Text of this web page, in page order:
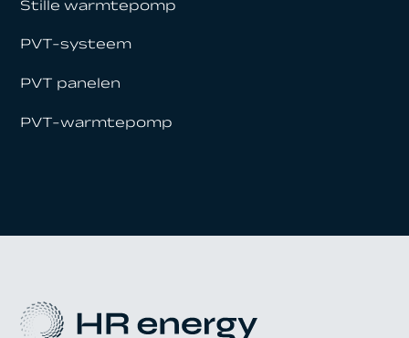
Stille warmtepomp
PVT-systeem
PVT panelen
PVT-warmtepomp